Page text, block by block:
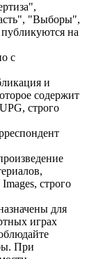
"Выборы",
на
с
и
содержит
строго
строго
для
играх
При